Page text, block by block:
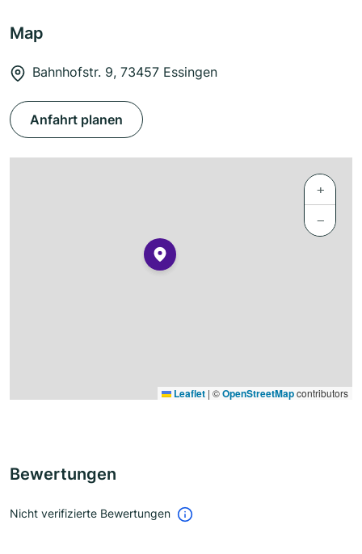
Map
Bahnhofstr. 9, 73457 Essingen
Anfahrt planen
+
−
Leaflet | ©OpenStreetMapcontributors
Bewertungen
Nicht verifizierte Bewertungen